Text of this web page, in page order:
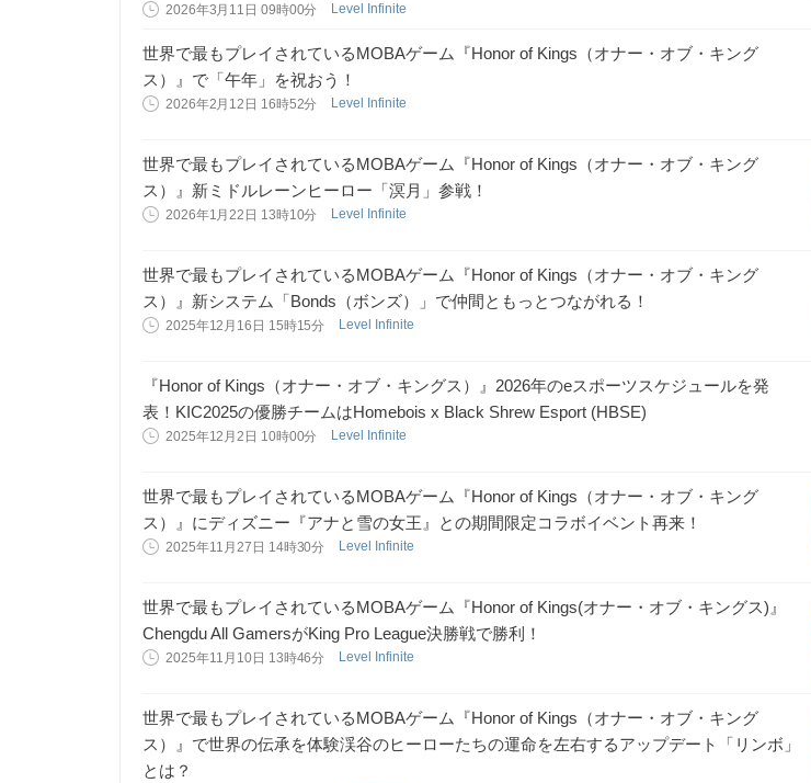
2026年3月11日 09時00分 Level Infinite
世界で最もプレイされているMOBAゲーム『Honor of Kings（オナー・オブ・キング
ス）』で「午年」を祝おう！
2026年2月12日 16時52分 Level Infinite
世界で最もプレイされているMOBAゲーム『Honor of Kings（オナー・オブ・キング
ス）』新ミドルレーンヒーロー「溟月」参戦！
2026年1月22日 13時10分 Level Infinite
世界で最もプレイされているMOBAゲーム『Honor of Kings（オナー・オブ・キング
ス）』新システム「Bonds（ボンズ）」で仲間ともっとつながれる！
2025年12月16日 15時15分 Level Infinite
『Honor of Kings（オナー・オブ・キングス）』2026年のeスポーツスケジュールを発
表！KIC2025の優勝チームはHomebois x Black Shrew Esport (HBSE)
2025年12月2日 10時00分 Level Infinite
世界で最もプレイされているMOBAゲーム『Honor of Kings（オナー・オブ・キング
ス）』にディズニー『アナと雪の女王』との期間限定コラボイベント再来！
2025年11月27日 14時30分 Level Infinite
世界で最もプレイされているMOBAゲーム『Honor of Kings(オナー・オブ・キングス)』
Chengdu All GamersがKing Pro League決勝戦で勝利！
2025年11月10日 13時46分 Level Infinite
世界で最もプレイされているMOBAゲーム『Honor of Kings（オナー・オブ・キング
ス）』で世界の伝承を体験渓谷のヒーローたちの運命を左右するアップデート「リンボ」
とは？